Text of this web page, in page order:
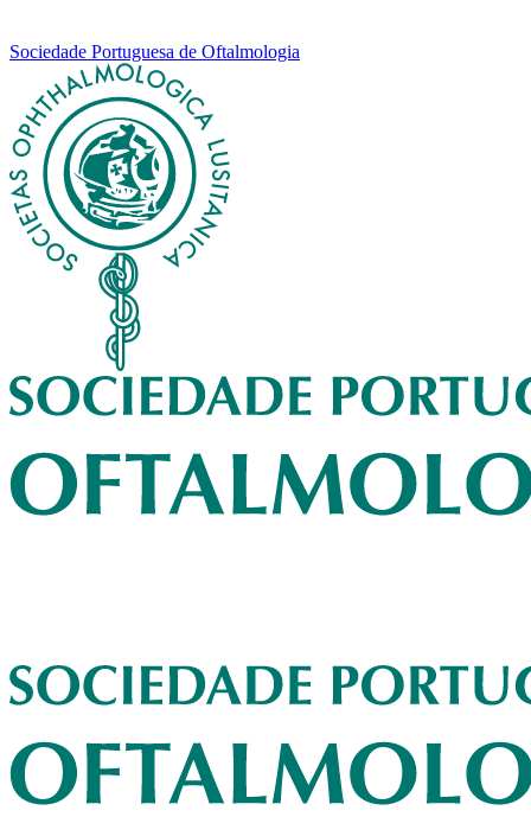
Sociedade Portuguesa de Oftalmologia